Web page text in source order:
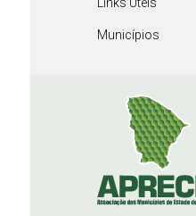
Municípios